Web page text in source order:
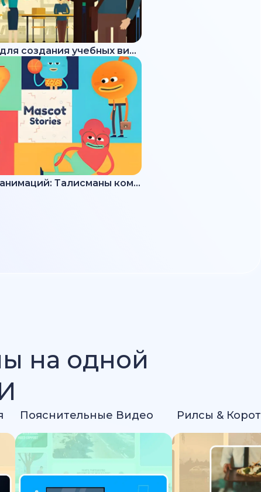
Набор для создания учебных видео
Набор анимаций: Талисманы команды
на одной
Пояснительные Видео